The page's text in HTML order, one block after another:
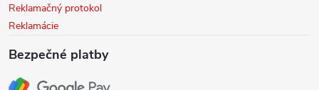
Reklamačný protokol
Reklamácie
Bezpečné platby